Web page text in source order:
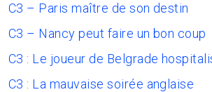
C3 – Paris maître de son destin
C3 – Nancy peut faire un bon coup
C3 : Le joueur de Belgrade
C3 : La mauvaise soirée anglaise